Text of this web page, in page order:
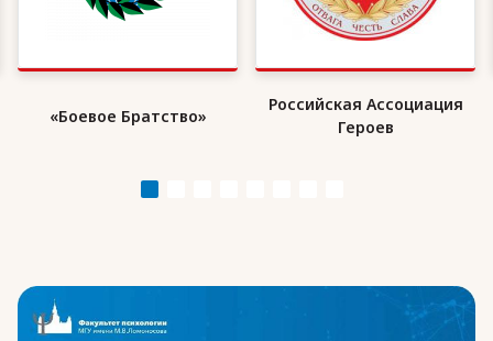
«Боевое Братство»
Российская Ассоциация
Героев